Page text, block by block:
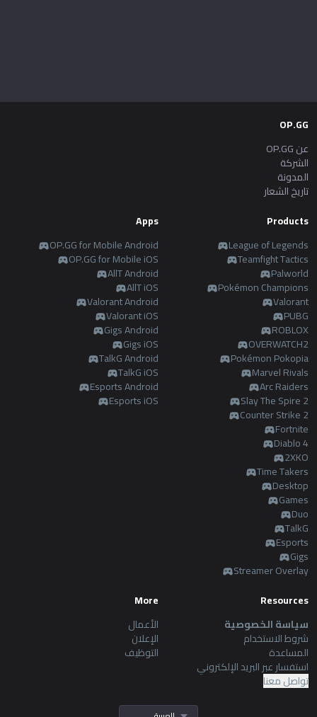
OP.GG
عن OP.GG
الشركة
المدونة
تاريخ الشعار
Products
League of Legends
Teamfight Tactics
Palworld
Pokémon Champions
Valorant
PUBG
ROBLOX
OVERWATCH2
Pokémon Pokopia
Marvel Rivals
Arc Raiders
Slay The Spire 2
Counter Strike 2
Fortnite
Diablo 4
2XKO
Time Takers
Desktop
Games
Duo
TalkG
Esports
Gigs
Streamer Overlay
Apps
OP.GG for Mobile Android
OP.GG for Mobile iOS
AllT Android
AllT iOS
Valorant Android
Valorant iOS
Gigs Android
Gigs iOS
TalkG Android
TalkG iOS
Esports Android
Esports iOS
Resources
سياسة الخصوصية
شروط الاستخدام
المساعدة
استفسار عبر البريد الإلكتروني
تواصل معنا
More
الأعمال
الإعلان
التوظيف